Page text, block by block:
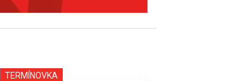
TERMÍNOVKA